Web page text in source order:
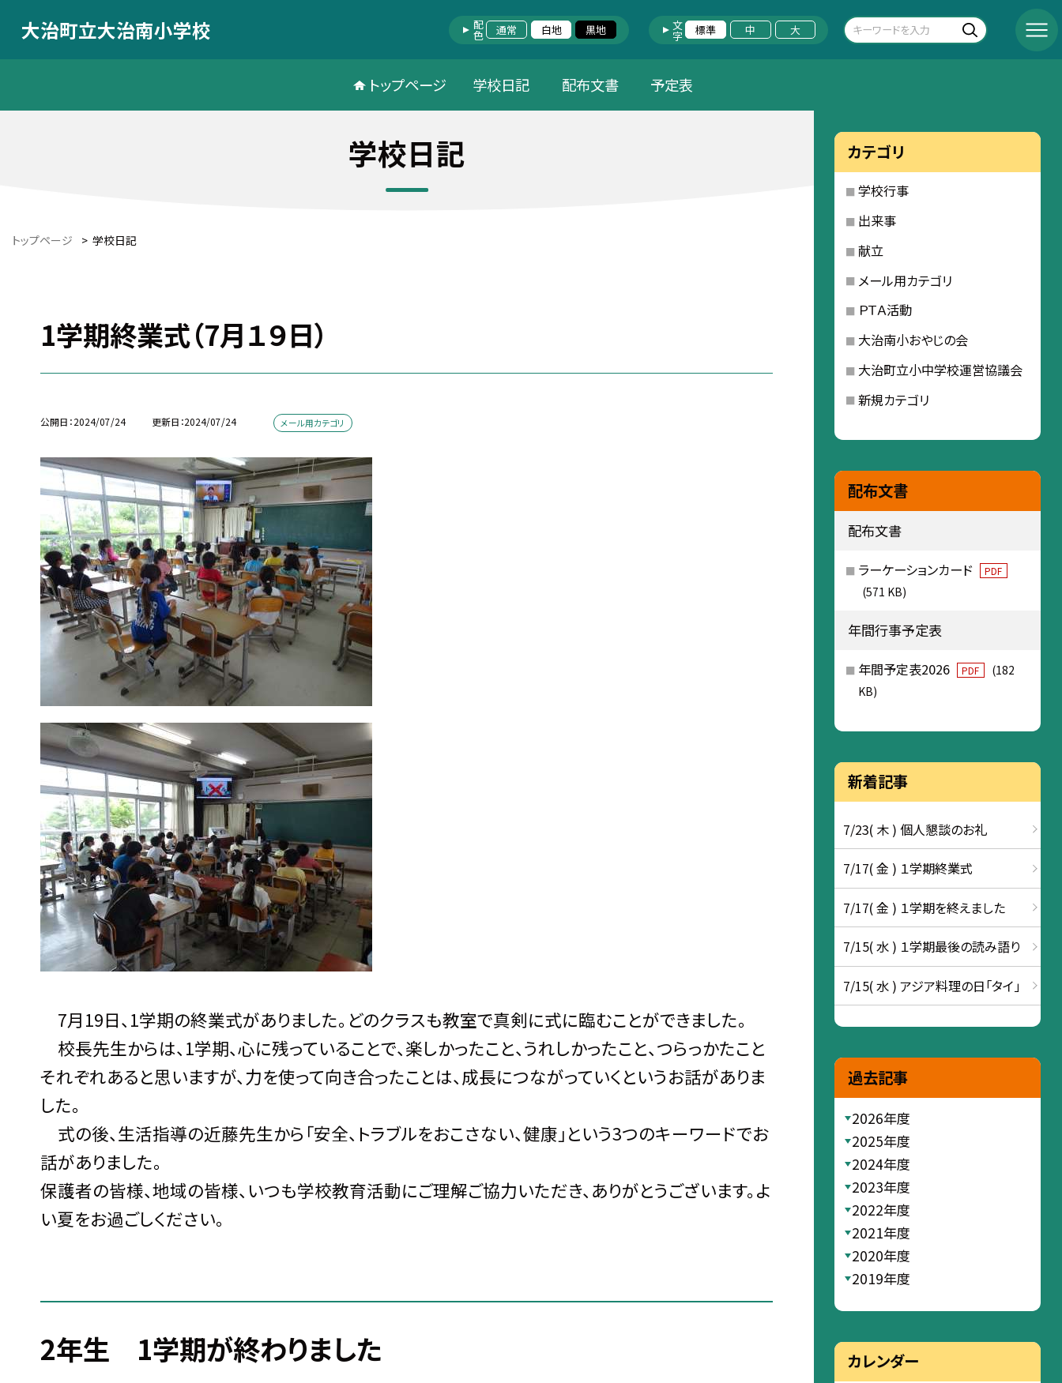
大治町立大治南小学校 配色 通常 白地 黒地 文字 標準 中 大
トップページ 学校日記 配布文書 予定表
学校日記
トップページ > 学校日記
1学期終業式（7月１９日）
公開日 2024/07/24 更新日 2024/07/24 メール用カテゴリ
7月19日、1学期の終業式がありました。どのクラスも教室で真剣に式に臨むことができました。
校長先生からは、1学期、心に残っていることで、楽しかったこと、うれしかったこと、つらっかたこと
それぞれあると思いますが、力を使って向き合ったことは、成長につながっていくというお話がありま
した。
式の後、生活指導の近藤先生から「安全、トラブルをおこさない、健康」という3つのキーワードでお
話がありました。
保護者の皆様、地域の皆様、いつも学校教育活動にご理解ご協力いただき、ありがとうございます。よ
い夏をお過ごしください。
2年生 1学期が終わりました
カテゴリ
学校行事
出来事
献立
メール用カテゴリ
ＰＴＡ活動
大治南小おやじの会
大治町立小中学校運営協議会
新規カテゴリ
配布文書
配布文書
ラーケーションカード PDF
(571 KB)
年間行事予定表
年間予定表2026 PDF
(182
KB)
新着記事
7/23( 木 ) 個人懇談のお礼
7/17( 金 ) １学期終業式
7/17( 金 ) １学期を終えました
7/15( 水 ) １学期最後の読み語り
7/15( 水 ) アジア料理の日「タイ」
過去記事
2026年度
2025年度
2024年度
2023年度
2022年度
2021年度
2020年度
2019年度
カレンダー